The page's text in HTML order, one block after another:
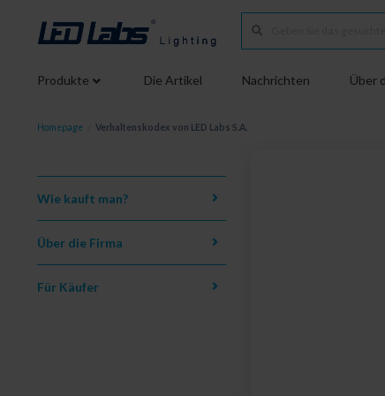
Produkte Die Artikel Nachrichten Über
Homepage Verhaltenskodex von LED Labs S.A.
Wie kauft man?
Über die Firma
Für Käufer